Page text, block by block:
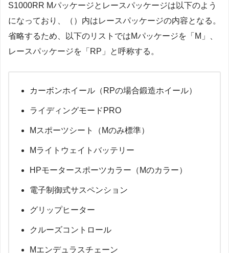
S1000RR Mパッケージとレースパッケージは以下のよう
になっており、（）内はレースパッケージの内容となる。
省略するため、以下のリストではMパッケージを「M」、
レースパッケージを「RP」と呼称する。
カーボンホイール（RPの場合鍛造ホイール）
ライディングモードPRO
Mスポーツシート（Mのみ標準）
Mライトウェイトバッテリー
HPモータースポーツカラー（Mのカラー）
電子制御式サスペンション
グリップヒーター
クルーズコントロール
Mエンデュラスチェーン